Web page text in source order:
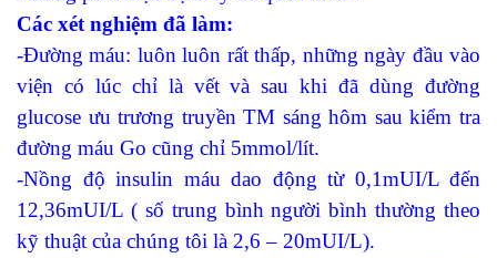
Các xét nghiệm đã làm:
-Đường máu: luôn luôn rất thấp, những ngày đầu vào
viện có lúc chỉ là vết và sau khi đã dùng đường
glucose ưu trương truyền TM sáng hôm sau kiểm tra
đường máu Go cũng chỉ 5mmol/lít.
-Nồng độ insulin máu dao động từ 0,1mUI/L đến
12,36mUI/L ( số trung bình người bình thường theo
kỹ thuật của chúng tôi là 2,6 – 20mUI/L).